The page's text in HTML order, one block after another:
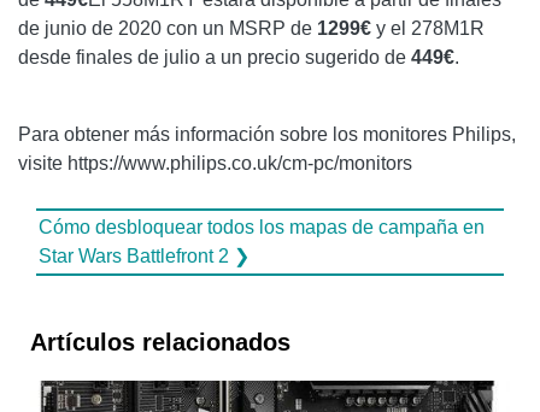
de junio de 2020 con un MSRP de 1299€ y el 278M1R
desde finales de julio a un precio sugerido de 449€.
Para obtener más información sobre los monitores Philips,
visite https://www.philips.co.uk/cm-pc/monitors
Cómo desbloquear todos los mapas de campaña en
Star Wars Battlefront 2 ❯
Artículos relacionados